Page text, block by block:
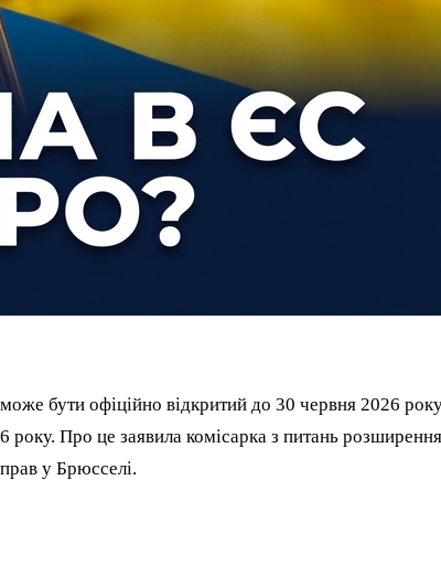
бути офіційно відкритий до 30 червня 2026
року. Про це заявила комісарка з питань
у Брюсселі.